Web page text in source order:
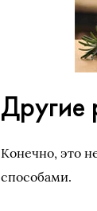
Другие
Конечно, это
способами.